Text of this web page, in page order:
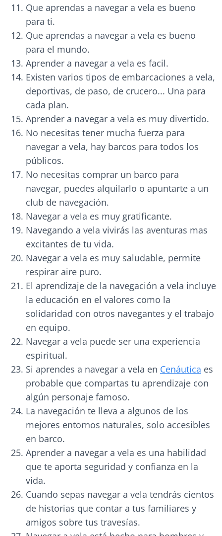
Que aprendas a navegar a vela es bueno
para ti.
Que aprendas a navegar a vela es bueno
para el mundo.
Aprender a navegar a vela es facil.
Existen varios tipos de embarcaciones a vela,
deportivas, de paso, de crucero... Una para
cada plan.
Aprender a navegar a vela es muy divertido.
No necesitas tener mucha fuerza para
navegar a vela, hay barcos para todos los
públicos.
No necesitas comprar un barco para
navegar, puedes alquilarlo o apuntarte a un
club de navegación.
Navegar a vela es muy gratificante.
Navegando a vela vivirás las aventuras mas
excitantes de tu vida.
Navegar a vela es muy saludable, permite
respirar aire puro.
El aprendizaje de la navegación a vela incluye
la educación en el valores como la
solidaridad con otros navegantes y el trabajo
en equipo.
Navegar a vela puede ser una experiencia
espiritual.
Si aprendes a navegar a vela en Cenáutica es
probable que compartas tu aprendizaje con
algún personaje famoso.
La navegación te lleva a algunos de los
mejores entornos naturales, solo accesibles
en barco.
Aprender a navegar a vela es una habilidad
que te aporta seguridad y confianza en la
vida.
Cuando sepas navegar a vela tendrás cientos
de historias que contar a tus familiares y
amigos sobre tus travesías.